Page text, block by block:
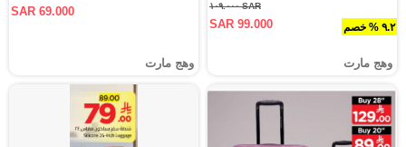
٩.٢ % خصم
SAR ١٠٩.٠٠٠
SAR 99.000
وهج مارت
SAR 69.000
وهج مارت